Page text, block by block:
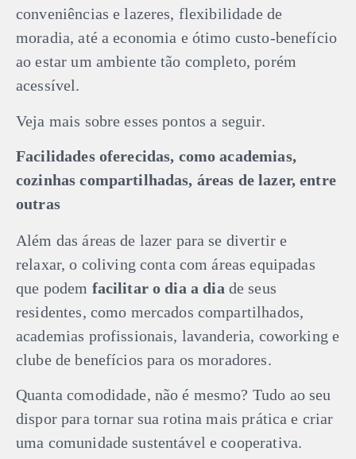
conveniências e lazeres, flexibilidade de
moradia, até a economia e ótimo custo-benefício
ao estar um ambiente tão completo, porém
acessível.
Veja mais sobre esses pontos a seguir.
Facilidades oferecidas, como academias,
cozinhas compartilhadas, áreas de lazer, entre
outras
Além das áreas de lazer para se divertir e
relaxar, o coliving conta com áreas equipadas
que podem facilitar o dia a dia de seus
residentes, como mercados compartilhados,
academias profissionais, lavanderia, coworking e
clube de benefícios para os moradores.
Quanta comodidade, não é mesmo? Tudo ao seu
dispor para tornar sua rotina mais prática e criar
uma comunidade sustentável e cooperativa.